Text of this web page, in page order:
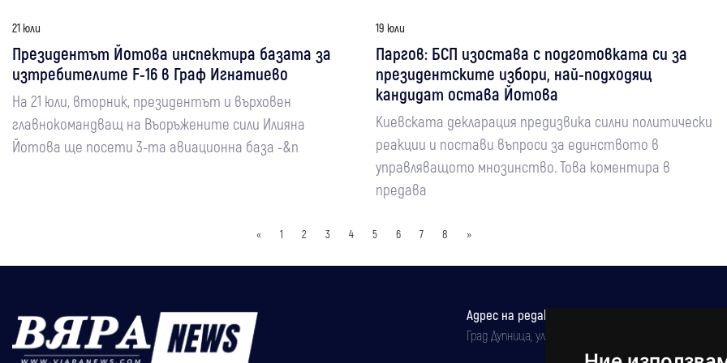
21 юли
Президентът Йотова инспектира базата за
изтребителите F-16 в Граф Игнатиево
На 21 юли, вторник, президентът и върховен
главнокомандващ на Въоръжените сили Илияна
Йотова ще посети 3-та авиационна база -&n
19 юли
Паргов: БСП изостава с подготовката си за
президентските избори, най-подходящ
кандидат остава Йотова
Киевската декларация предизвика силни политически
реакции и постави въпроси за единството в
управляващото мнозинство. Това коментира в
предава
« 1 2 3 4 5 6 7 8 »
Адрес на редакцията
Град Дупница, ул.''Христо Ботев" 43